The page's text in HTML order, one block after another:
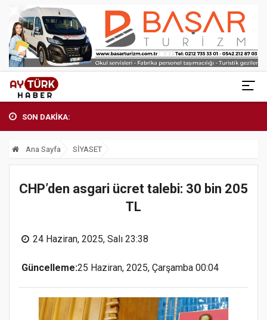
SON DAKİKA:
Ana Sayfa SİYASET
CHP’den asgari ücret talebi: 30 bin 205
TL
24 Haziran, 2025, Salı 23:38
Güncelleme:25 Haziran, 2025, Çarşamba 00:04